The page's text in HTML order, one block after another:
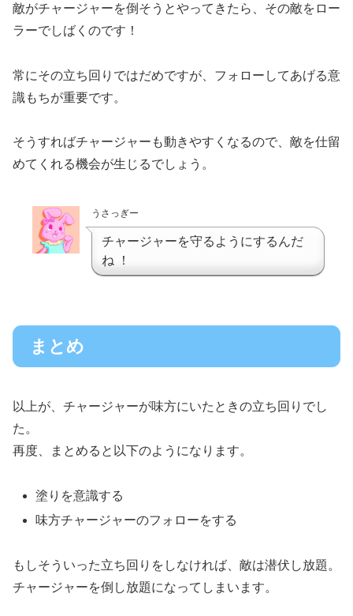
敵がチャージャーを倒そうとやってきたら、その敵をロー
ラーでしばくのです！
常にその立ち回りではだめですが、フォローしてあげる意
識もちが重要です。
そうすればチャージャーも動きやすくなるので、敵を仕留
めてくれる機会が生じるでしょう。
うさっぎー
チャージャーを守るようにするんだ
ね ！
まとめ
以上が、チャージャーが味方にいたときの立ち回りでし
た。
再度、まとめると以下のようになります。
塗りを意識する
味方チャージャーのフォローをする
もしそういった立ち回りをしなければ、敵は潜伏し放題。
チャージャーを倒し放題になってしまいます。